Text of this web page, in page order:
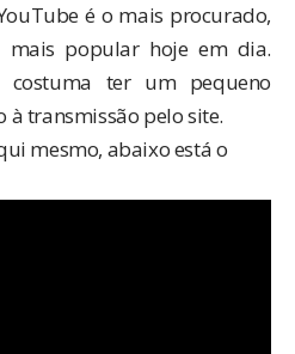
é o mais procurado,
popular hoje em dia.
costuma ter um pequeno
à transmissão pelo site.
mesmo, abaixo está o